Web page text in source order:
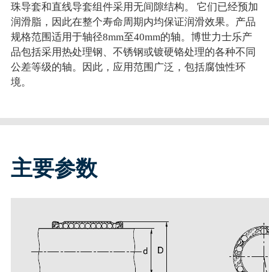
珠导套和直线导套组件采用无间隙结构。 它们已经预加
润滑脂，因此在整个寿命周期内均保证润滑效果。产品
规格范围适用于轴径8mm至40mm的轴。博世力士乐产
品包括采用热处理钢、不锈钢或镀硬铬处理的各种不同
公差等级的轴。因此，应用范围广泛，包括腐蚀性环
境。
主要参数